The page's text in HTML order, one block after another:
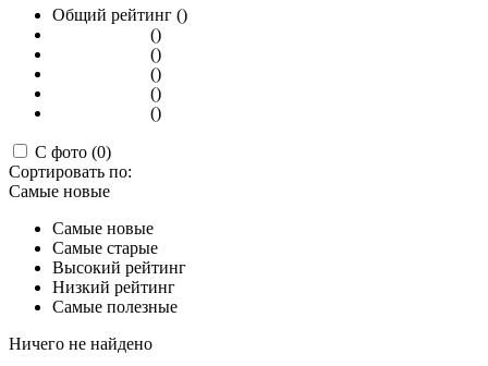
Общий рейтинг ()
()
()
()
()
()
С фото (0)
Сортировать по:
Самые новые
Самые новые
Самые старые
Высокий рейтинг
Низкий рейтинг
Самые полезные
Ничего не найдено